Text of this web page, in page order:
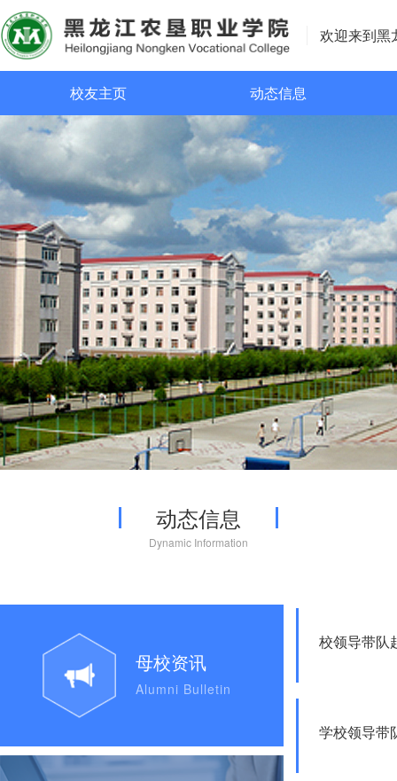
欢迎来到黑
校友主页 动态信息
动态信息
Dynamic Information
母校资讯
Alumni Bulletin
校领导带队
学校领导带